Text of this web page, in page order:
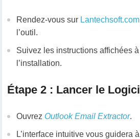
Rendez-vous sur Lantechsoft.com
l’outil.
Suivez les instructions affichées
l’installation.
Étape 2 : Lancer le
Ouvrez Outlook Email Extractor.
L’interface intuitive vous guidera